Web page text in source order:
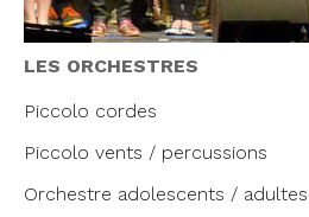
LES ORCHESTRES
Piccolo cordes
Piccolo vents / percussions
Orchestre adolescents / adultes